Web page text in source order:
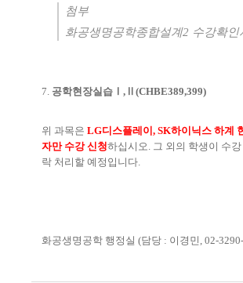
첨부
화공생명공학종합설계2 수강확인
7. 공학현장실습 Ⅰ , Ⅱ (CHBE389,399)
위 과목은 LG디스플레이, SK하이닉스 하계
자만 수강 신청하십시오
그 외의 학생이 수
락 처리할 예정입니다
화공생명공학 행정실 (담당 : 이경민 , 02-